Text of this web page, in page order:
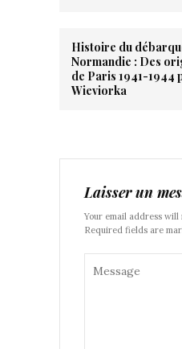
Histoire du
Normandie : Des
de Paris 1941-1944
Wieviorka
Laisser un
Your email address will
Required fields are